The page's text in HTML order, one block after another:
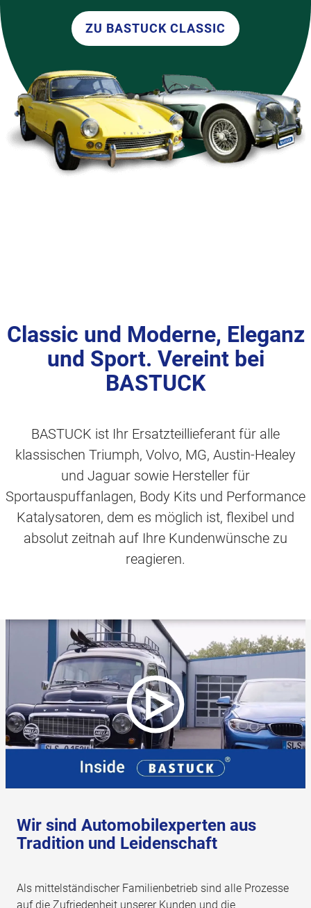
ZU BASTUCK CLASSIC
Classic und Moderne, Eleganz
und Sport. Vereint bei
BASTUCK
BASTUCK ist Ihr Ersatzteillieferant für alle
klassischen Triumph, Volvo, MG, Austin-Healey
und Jaguar sowie Hersteller für
Sportauspuffanlagen, Body Kits und Performance
Katalysatoren, dem es möglich ist, flexibel und
absolut zeitnah auf Ihre Kundenwünsche zu
reagieren.
Wir sind Automobilexperten aus
Tradition und Leidenschaft
Als mittelständischer Familienbetrieb sind alle Prozesse
auf die Zufriedenheit unserer Kunden und die